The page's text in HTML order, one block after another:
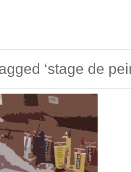
‘stage de